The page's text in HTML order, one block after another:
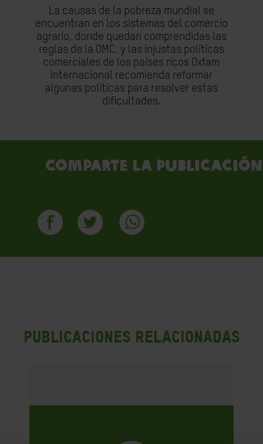
La causas de la pobreza mundial se
encuentran en los sistemas del comercio
agrario, donde quedan comprendidas las
reglas de la OMC, y las injustas políticas
comerciales de los países ricos Oxfam
Internacional recomienda reformar
algunas políticas para resolver estas
dificultades.
Comparte la publicación
PUBLICACIONES RELACIONADAS